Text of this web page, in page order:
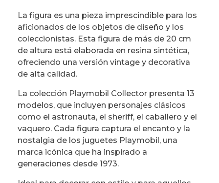
La figura es una pieza imprescindible para los
aficionados de los objetos de diseño y los
coleccionistas. Esta figura de más de 20 cm
de altura está elaborada en resina sintética,
ofreciendo una versión vintage y decorativa
de alta calidad.
La colección Playmobil Collector presenta 13
modelos, que incluyen personajes clásicos
como el astronauta, el sheriff, el caballero y el
vaquero. Cada figura captura el encanto y la
nostalgia de los juguetes Playmobil, una
marca icónica que ha inspirado a
generaciones desde 1973.